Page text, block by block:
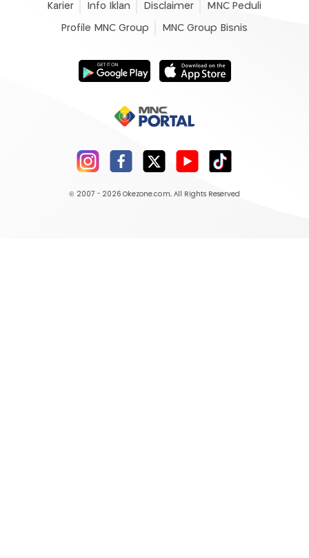
Karier Info Iklan Disclaimer MNC Peduli
Profile MNC Group MNC Group Bisnis
© 2007 - 2026 Okezone.com, All Rights Reserved